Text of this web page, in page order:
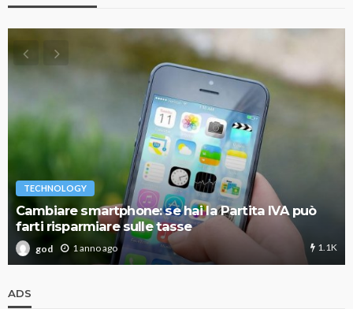
TECHNOLOGY
Cambiare smartphone: se hai la Partita IVA può
farti risparmiare sulle tasse
god 1 anno ago 1.1K
ADS